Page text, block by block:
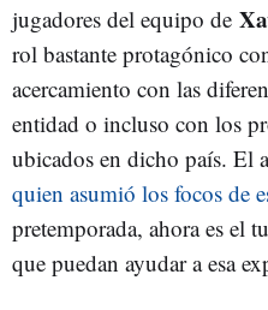
jugadores del equipo de
rol bastante protagónico
acercamiento con las
entidad o incluso con los
ubicados en dicho país. El
quien asumió los focos de
pretemporada, ahora es el
que puedan ayudar a esa